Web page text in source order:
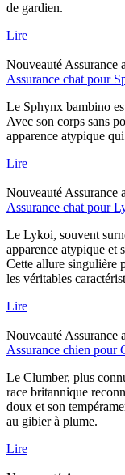
de gardien.
Lire
Nouveauté Assurance
Assurance chat pour
Le Sphynx bambino
Avec son corps sans
apparence atypique
Lire
Nouveauté Assurance
Assurance chat pour
Le Lykoi, souvent
apparence atypique et
Cette allure singulière
les véritables
Lire
Nouveauté Assurance
Assurance chien pour
Le Clumber, plus
race britannique
doux et son
au gibier à plume.
Lire